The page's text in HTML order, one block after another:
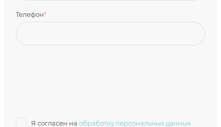
Телефон*
Я согласен на обработку персональных данных